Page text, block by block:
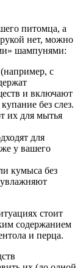
питомца, а
нет, можно
шампунями:
с
и включают
без слез.
их для мытья
для
у вашего
кумыса без
стоит
содержанием
и перца.